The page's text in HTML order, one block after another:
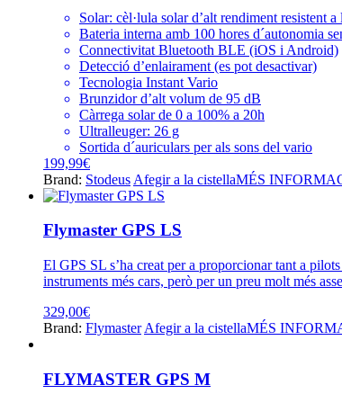
Solar: cèl·lula solar d’alt rendiment resistent a
Bateria interna amb 100 hores d´autonomia
Connectivitat Bluetooth BLE (iOS i Android)
Detecció d’enlairament (es pot desactivar)
Tecnologia Instant Vario
Brunzidor d’alt volum de 95 dB
Càrrega solar de 0 a 100% a 20h
Ultralleuger: 26 g
Sortida d´auriculars per als sons del vario
199,99€
Brand: Stodeus Afegir a la cistellaMÉS
Flymaster GPS LS
El GPS SL s’ha creat per a proporcionar tant a
instruments més cars, però per un preu molt més
329,00€
Brand: Flymaster Afegir a la cistellaMÉS
FLYMASTER GPS M